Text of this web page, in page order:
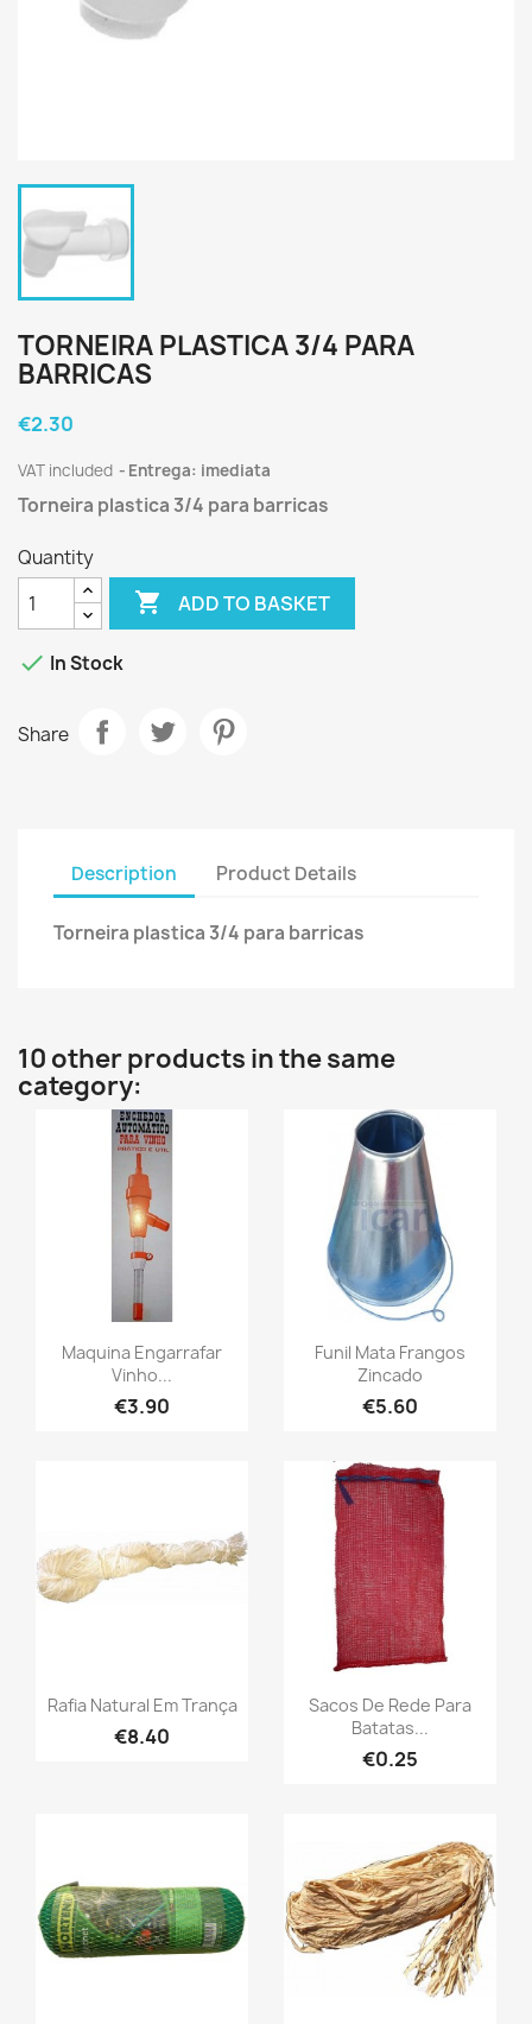
TORNEIRA PLASTICA 3/4 PARA
BARRICAS
€2.30
VAT included Entrega: imediata
Torneira plastica 3/4 para barricas
Quantity
 ADD TO BASKET
 In Stock
Share
Description Product Details
Torneira plastica 3/4 para barricas
10 other products in the same
category:
Maquina Engarrafar
Vinho...
€3.90
Funil Mata Frangos
Zincado
€5.60
Rafia Natural Em Trança
€8.40
Sacos De Rede Para
Batatas...
€0.25